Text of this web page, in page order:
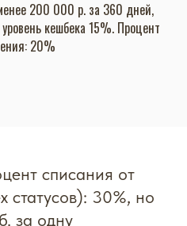
200 000 р. за 360 дней,
кешбека 15%. Процент
20%